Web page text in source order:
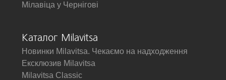
Мілавіца у Чернігові
Каталог Milavitsa
Новинки Milavitsa. Чекаємо на надходження
Ексклюзив Milavitsa
Milavitsa Classic